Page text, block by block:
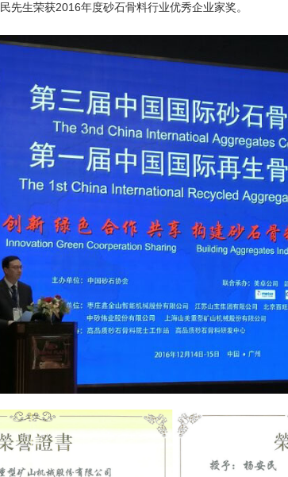
生荣获2016年度砂石骨料行业优秀企业家奖。